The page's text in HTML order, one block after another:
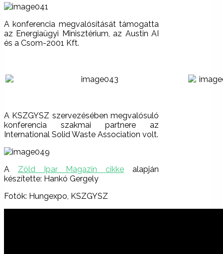
A konferencia megvalósítását támogatta
az Energiaügyi Minisztérium, az Austin AI
és a Csom-2001 Kft.
A KSZGYSZ szervezésében megvalósuló
konferencia szakmai partnere az
International Solid Waste Association volt.
A Zöld Ipar Magazin cikke alapján
készítette: Hankó Gergely
Fotók: Hungexpo, KSZGYSZ